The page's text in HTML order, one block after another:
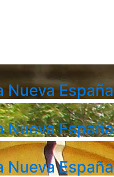
Nueva España
Nueva España
Nueva España